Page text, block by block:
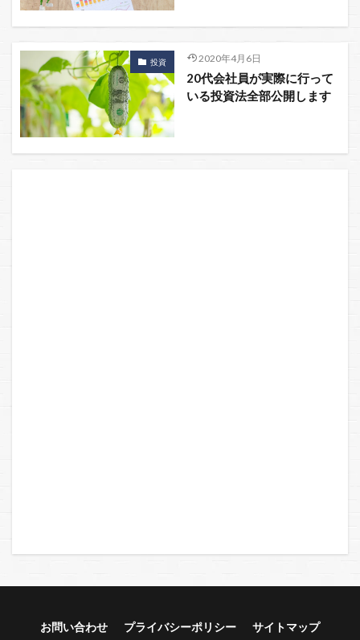
投資 2020年4月6日
20代会社員が実際に行って
いる投資法全部公開します
お問い合わせ プライバシーポリシー サイトマップ